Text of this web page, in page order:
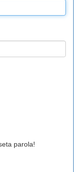
parola!